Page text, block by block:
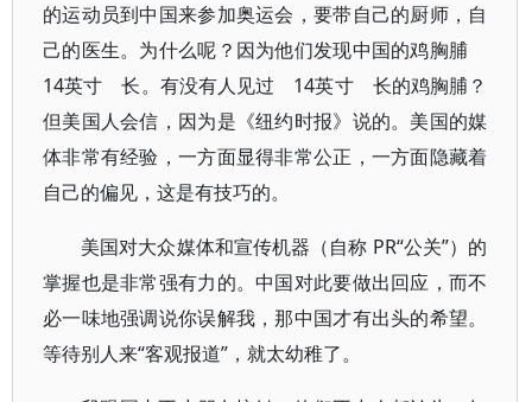
的运动员到中国来参加奥运会，要带自己的厨师，自
己的医生。为什么呢？因为他们发现中国的鸡胸脯
14英寸 长。有没有人见过 14英寸 长的鸡胸脯？
但美国人会信，因为是《纽约时报》说的。美国的媒
体非常有经验，一方面显得非常公正，一方面隐藏着
自己的偏见，这是有技巧的。
美国对大众媒体和宣传机器（自称 PR“公关”）的
掌握也是非常强有力的。中国对此要做出回应，而不
必一味地强调说你误解我，那中国才有出头的希望。
等待别人来“客观报道”，就太幼稚了。